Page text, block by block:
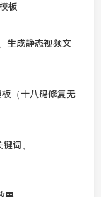
板
生成静态视频文
词、